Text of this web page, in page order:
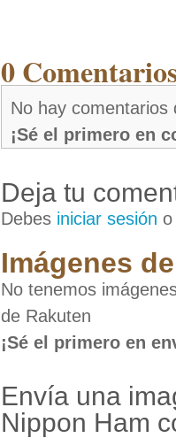
0
No hay comentarios
¡Sé el primero en
Deja tu
Debes iniciar sesión
Imágenes
No tenemos
de Rakuten
¡Sé el primero en
Envía una
Nippon Ham